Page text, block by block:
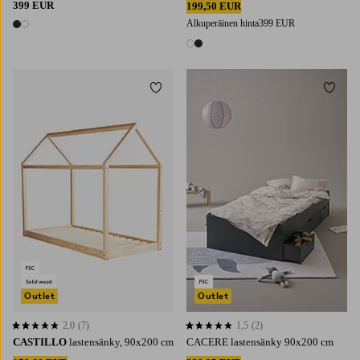
399 EUR
2 värejä
199,50 EUR
Alkuperäinen hinta399 EUR
2 värejä
CASTILLO lastensänky, 90x200 cm
2,0 perustuen 7 arvosanaan
2,0 (7)
Outlet
Lisää suosikkeihin
CACERE lastensänky 90x200 cm
1,5 perustuen 2 arvosanaan
1,5 (2)
Outlet
Lisää